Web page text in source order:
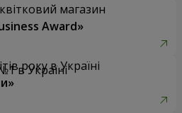
магазин
Award»
року в Україні